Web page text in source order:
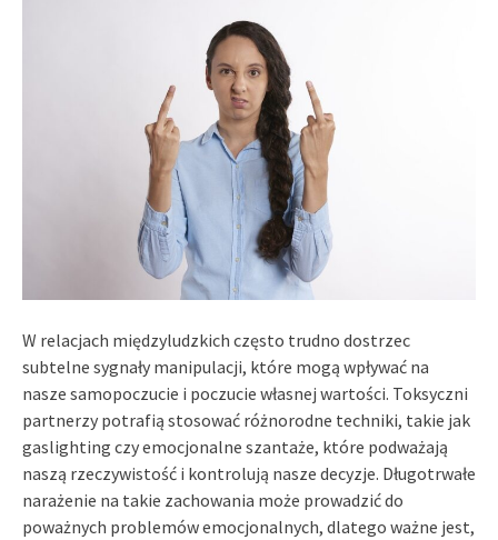
W relacjach międzyludzkich często trudno dostrzec
subtelne sygnały manipulacji, które mogą wpływać na
nasze samopoczucie i poczucie własnej wartości. Toksyczni
partnerzy potrafią stosować różnorodne techniki, takie jak
gaslighting czy emocjonalne szantaże, które podważają
naszą rzeczywistość i kontrolują nasze decyzje. Długotrwałe
narażenie na takie zachowania może prowadzić do
poważnych problemów emocjonalnych, dlatego ważne jest,